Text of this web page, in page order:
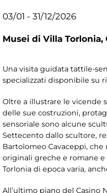
03/01 - 31/12/2026
Musei di Villa Torlonia,
Una visita guidata tattile-
specializzati disponibile su
Oltre a illustrare le vicende
delle sue costruzioni,
sensoriale sono alcune
Settecento dallo scultore,
Bartolomeo Cavaceppi,
originali greche e romane
Torlonia di epoca varia,
All’ultimo piano del Casino